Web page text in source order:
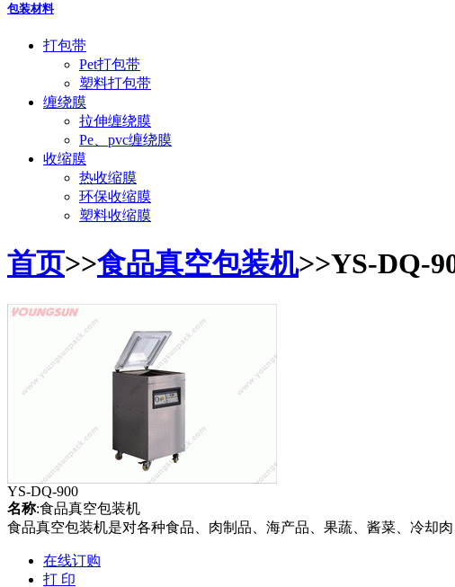
包装材料
打包带
Pet打包带
塑料打包带
缠绕膜
拉伸缠绕膜
Pe、pvc缠绕膜
收缩膜
热收缩膜
环保收缩膜
塑料收缩膜
首页>>食品真空包装机>>YS-DQ-
YS-DQ-900
名称:食品真空包装机
食品真空包装机是对各种食品、肉制品、海产品、果蔬、酱菜、冷却
在线订购
打 印